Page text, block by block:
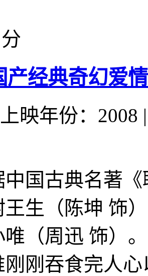
产经典奇幻爱
上映年份：2008 |
国古典名著
王生（陈坤 饰
唯（周迅 饰）
刚刚吞食完人